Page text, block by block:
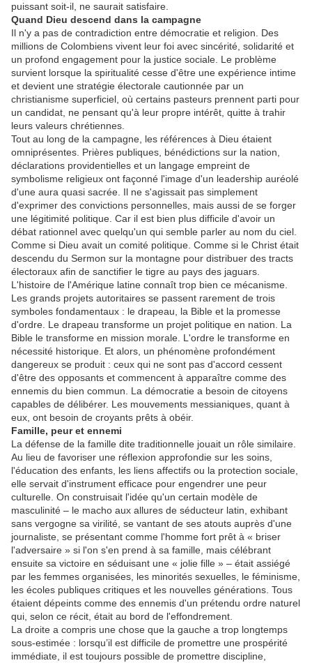
puissant soit-il, ne saurait satisfaire.
Quand Dieu descend dans la campagne
Il n'y a pas de contradiction entre démocratie et religion. Des
millions de Colombiens vivent leur foi avec sincérité, solidarité et
un profond engagement pour la justice sociale. Le problème
survient lorsque la spiritualité cesse d'être une expérience intime
et devient une stratégie électorale cautionnée par un
christianisme superficiel, où certains pasteurs prennent parti pour
un candidat, ne pensant qu'à leur propre intérêt, quitte à trahir
leurs valeurs chrétiennes.
Tout au long de la campagne, les références à Dieu étaient
omniprésentes. Prières publiques, bénédictions sur la nation,
déclarations providentielles et un langage empreint de
symbolisme religieux ont façonné l'image d'un leadership auréolé
d'une aura quasi sacrée. Il ne s'agissait pas simplement
d'exprimer des convictions personnelles, mais aussi de se forger
une légitimité politique. Car il est bien plus difficile d'avoir un
débat rationnel avec quelqu'un qui semble parler au nom du ciel.
Comme si Dieu avait un comité politique. Comme si le Christ était
descendu du Sermon sur la montagne pour distribuer des tracts
électoraux afin de sanctifier le tigre au pays des jaguars.
L'histoire de l'Amérique latine connaît trop bien ce mécanisme.
Les grands projets autoritaires se passent rarement de trois
symboles fondamentaux : le drapeau, la Bible et la promesse
d'ordre. Le drapeau transforme un projet politique en nation. La
Bible le transforme en mission morale. L'ordre le transforme en
nécessité historique. Et alors, un phénomène profondément
dangereux se produit : ceux qui ne sont pas d'accord cessent
d'être des opposants et commencent à apparaître comme des
ennemis du bien commun. La démocratie a besoin de citoyens
capables de délibérer. Les mouvements messianiques, quant à
eux, ont besoin de croyants prêts à obéir.
Famille, peur et ennemi
La défense de la famille dite traditionnelle jouait un rôle similaire.
Au lieu de favoriser une réflexion approfondie sur les soins,
l'éducation des enfants, les liens affectifs ou la protection sociale,
elle servait d'instrument efficace pour engendrer une peur
culturelle. On construisait l'idée qu'un certain modèle de
masculinité – le macho aux allures de séducteur latin, exhibant
sans vergogne sa virilité, se vantant de ses atouts auprès d'une
journaliste, se présentant comme l'homme fort prêt à « briser
l'adversaire » si l'on s'en prend à sa famille, mais célébrant
ensuite sa victoire en séduisant une « jolie fille » – était assiégé
par les femmes organisées, les minorités sexuelles, le féminisme,
les écoles publiques critiques et les nouvelles générations. Tous
étaient dépeints comme des ennemis d'un prétendu ordre naturel
qui, selon ce récit, était au bord de l'effondrement.
La droite a compris une chose que la gauche a trop longtemps
sous-estimée : lorsqu’il est difficile de promettre une prospérité
immédiate, il est toujours possible de promettre discipline,